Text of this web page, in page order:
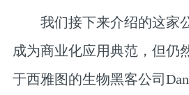
我们接下来介绍的这家
成为商业化应用典范，但仍
于西雅图的生物黑客公司